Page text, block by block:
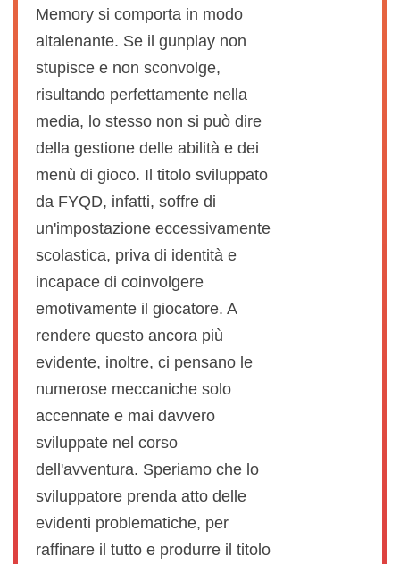
Memory si comporta in modo
altalenante. Se il gunplay non
stupisce e non sconvolge,
risultando perfettamente nella
media, lo stesso non si può dire
della gestione delle abilità e dei
menù di gioco. Il titolo sviluppato
da FYQD, infatti, soffre di
un'impostazione eccessivamente
scolastica, priva di identità e
incapace di coinvolgere
emotivamente il giocatore. A
rendere questo ancora più
evidente, inoltre, ci pensano le
numerose meccaniche solo
accennate e mai davvero
sviluppate nel corso
dell'avventura. Speriamo che lo
sviluppatore prenda atto delle
evidenti problematiche, per
raffinare il tutto e produrre il titolo